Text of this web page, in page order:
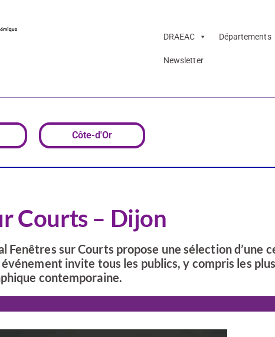
DRAEAC Départements
Newsletter
sur
Côte-d'Or
Courts – Dijon
sur Courts propose une sélection d’une
invite tous les publics, y compris les
contemporaine.